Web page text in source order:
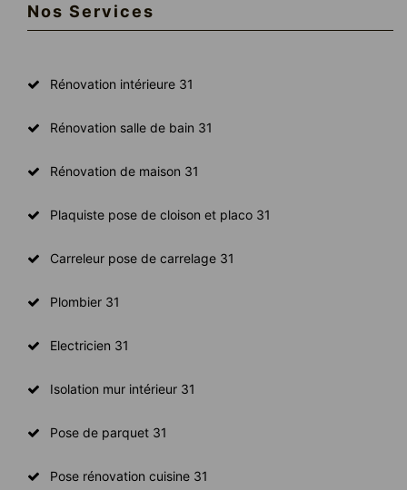
Nos Services
Rénovation intérieure 31
Rénovation salle de bain 31
Rénovation de maison 31
Plaquiste pose de cloison et placo 31
Carreleur pose de carrelage 31
Plombier 31
Electricien 31
Isolation mur intérieur 31
Pose de parquet 31
Pose rénovation cuisine 31